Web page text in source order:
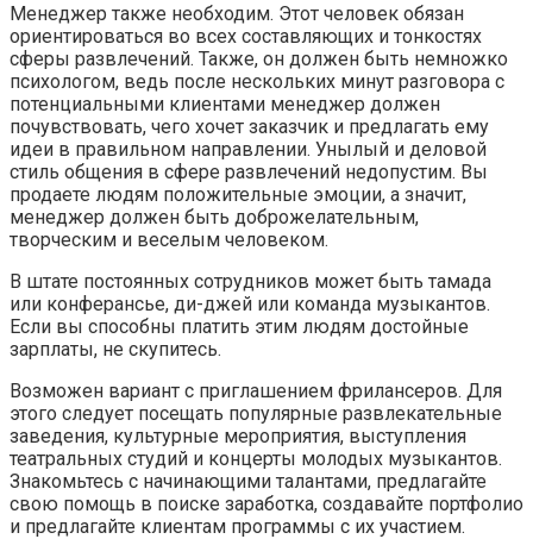
Менеджер также необходим. Этот человек обязан
ориентироваться во всех составляющих и тонкостях
сферы развлечений. Также, он должен быть немножко
психологом, ведь после нескольких минут разговора с
потенциальными клиентами менеджер должен
почувствовать, чего хочет заказчик и предлагать ему
идеи в правильном направлении. Унылый и деловой
стиль общения в сфере развлечений недопустим. Вы
продаете людям положительные эмоции, а значит,
менеджер должен быть доброжелательным,
творческим и веселым человеком.
В штате постоянных сотрудников может быть тамада
или конферансье, ди-джей или команда музыкантов.
Если вы способны платить этим людям достойные
зарплаты, не скупитесь.
Возможен вариант с приглашением фрилансеров. Для
этого следует посещать популярные развлекательные
заведения, культурные мероприятия, выступления
театральных студий и концерты молодых музыкантов.
Знакомьтесь с начинающими талантами, предлагайте
свою помощь в поиске заработка, создавайте портфолио
и предлагайте клиентам программы с их участием.